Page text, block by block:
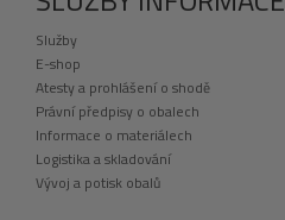
Služby
E-shop
Atesty a prohlášení o shodě
Právní předpisy o obalech
Informace o materiálech
Logistika a skladování
Vývoj a potisk obalů